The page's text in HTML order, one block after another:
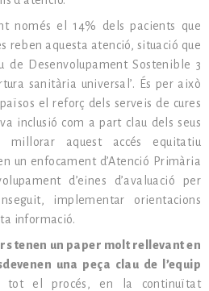
només el 14% dels pacients que
reben aquesta atenció, situació que
de Desenvolupament Sostenible 3
sanitària universal’. És per això
el reforç dels serveis de cures
inclusió com a part clau dels seus
aquest accés equitatiu
un enfocament d’Atenció Primària
d’eines d’avaluació per
implementar orientacions
informació.
tenen un paper molt rellevant en
una peça clau de l’equip
tot el procés, en la continuïtat